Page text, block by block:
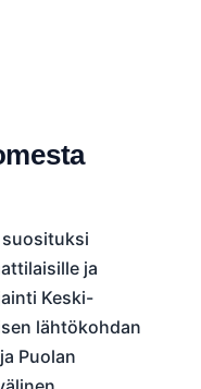
ja
Keski-
lähtökohdan
Puolan